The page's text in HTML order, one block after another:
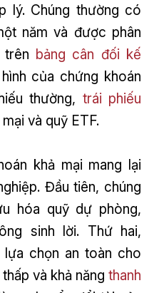
lý. Chúng thường có
năm và được phân
bảng cân đối kế
của chứng khoán
thường, trái phiếu
và quỹ ETF.
khả mại mang lại
Đầu tiên, chúng
hóa quỹ dự phòng,
sinh lời. Thứ hai,
chọn an toàn cho
và khả năngthanh